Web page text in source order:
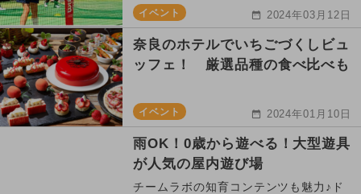
イベント 2024年03月12日
奈良のホテルでいちごづくしビュ
ッフェ！ 厳選品種の食べ比べも
イベント 2024年01月10日
雨OK！0歳から遊べる！大型遊具
が人気の屋内遊び場
チームラボの知育コンテンツも魅力♪ド